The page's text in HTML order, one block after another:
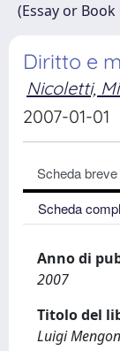
(Essay or
Diritto e
Nicoletti,
2007-01-01
Scheda breve
Scheda
Anno di
2007
Titolo del
Luigi